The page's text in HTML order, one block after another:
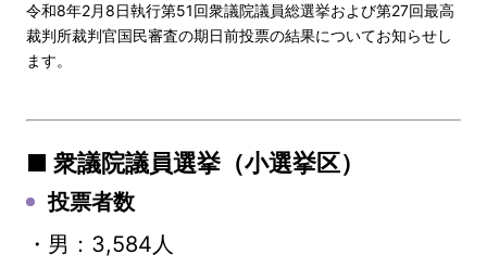
令和8年2月8日執行第51回衆議院議員総選挙および第27回最高
裁判所裁判官国民審査の期日前投票の結果についてお知らせし
ます。
■ 衆議院議員選挙（小選挙区）
投票者数
・男：3,584人